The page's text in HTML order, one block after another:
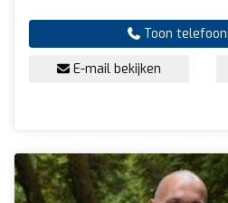
Toon
E-mail bekijken